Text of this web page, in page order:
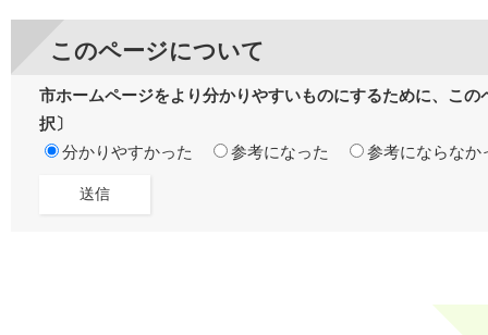
このページについて
市ホームページをより分かりやすいものにするために、こ
択〕
分かりやすかった
参考になった 参考にならなか